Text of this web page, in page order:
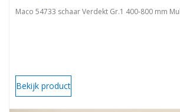
Maco 54733 schaar Verdekt Gr.1 400-800 mm
Bekijk product